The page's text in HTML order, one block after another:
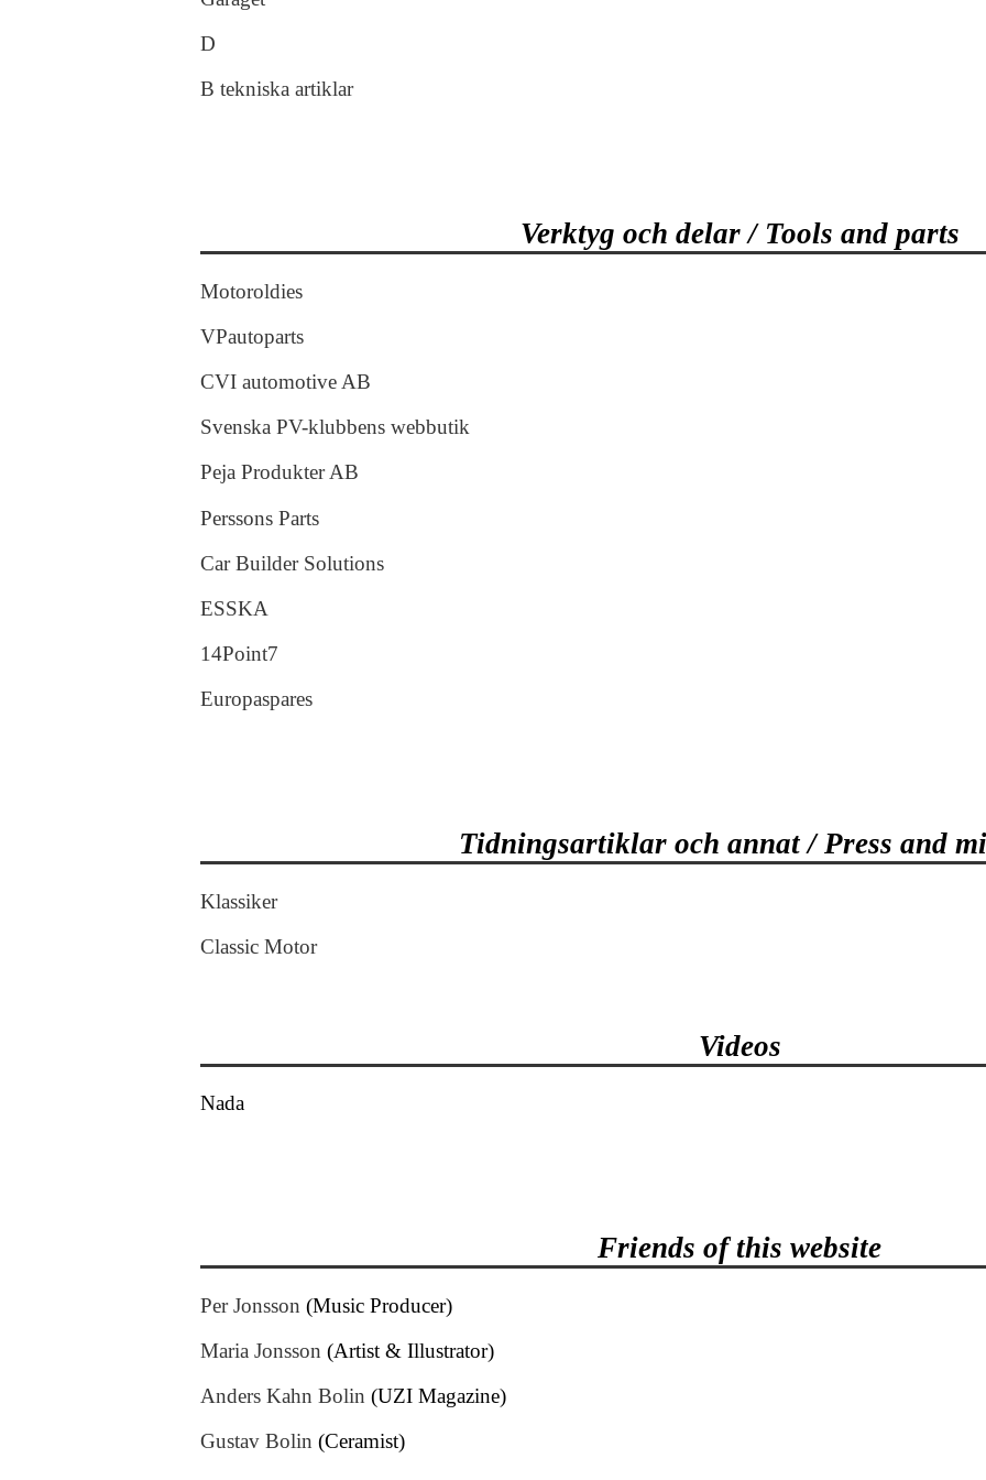
D
B tekniska artiklar
Verktyg och delar / Tools and parts
Motoroldies
VPautoparts
CVI automotive AB
Svenska PV-klubbens webbutik
Peja Produkter AB
Perssons Parts
Car Builder Solutions
ESSKA
14Point7
Europaspares
Tidningsartiklar och annat / Press and
Klassiker
Classic Motor
Videos
Nada
Friends of this website
Per Jonsson (Music Producer)
Maria Jonsson (Artist & Illustrator)
Anders Kahn Bolin (UZI Magazine)
Gustav Bolin (Ceramist)